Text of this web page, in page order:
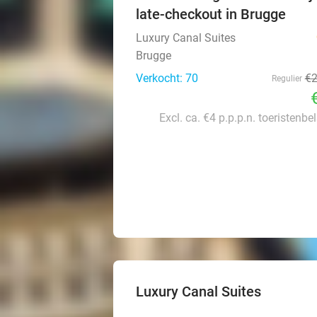
late-checkout in Brugge
Luxury Canal Suites
Brugge
Verkocht: 70
Regulier
Excl. ca. €4 p.p.p.n.
Luxury Canal Suites